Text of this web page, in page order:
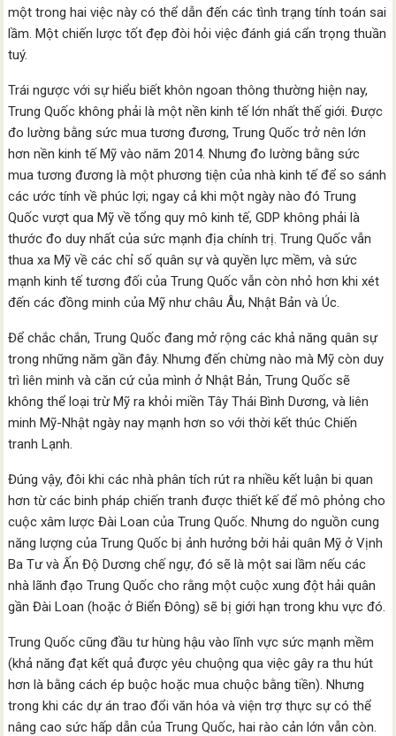
một trong hai việc này có thể dẫn đến các tình trạng tính toán sai
lầm. Một chiến lược tốt đẹp đòi hỏi việc đánh giá cẩn trọng thuần
tuý.
Trái ngược với sự hiểu biết khôn ngoan thông thường hiện nay,
Trung Quốc không phải là một nền kinh tế lớn nhất thế giới. Được
đo lường bằng sức mua tương đương, Trung Quốc trở nên lớn
hơn nền kinh tế Mỹ vào năm 2014. Nhưng đo lường bằng sức
mua tương đương là một phương tiện của nhà kinh tế để so sánh
các ước tính về phúc lợi; ngay cả khi một ngày nào đó Trung
Quốc vượt qua Mỹ về tổng quy mô kinh tế, GDP không phải là
thước đo duy nhất của sức mạnh địa chính trị. Trung Quốc vẫn
thua xa Mỹ về các chỉ số quân sự và quyền lực mềm, và sức
mạnh kinh tế tương đối của Trung Quốc vẫn còn nhỏ hơn khi xét
đến các đồng minh của Mỹ như châu Âu, Nhật Bản và Úc.
Để chắc chắn, Trung Quốc đang mở rộng các khả năng quân sự
trong những năm gần đây. Nhưng đến chừng nào mà Mỹ còn duy
trì liên minh và căn cứ của mình ở Nhật Bản, Trung Quốc sẽ
không thể loại trừ Mỹ ra khỏi miền Tây Thái Bình Dương, và liên
minh Mỹ-Nhật ngày nay mạnh hơn so với thời kết thúc Chiến
tranh Lạnh.
Đúng vậy, đôi khi các nhà phân tích rút ra nhiều kết luận bi quan
hơn từ các binh pháp chiến tranh được thiết kế để mô phỏng cho
cuộc xâm lược Đài Loan của Trung Quốc. Nhưng do nguồn cung
năng lượng của Trung Quốc bị ảnh hưởng bởi hải quân Mỹ ở Vịnh
Ba Tư và Ấn Độ Dương chế ngự, đó sẽ là một sai lầm nếu các
nhà lãnh đạo Trung Quốc cho rằng một cuộc xung đột hải quân
gần Đài Loan (hoặc ở Biển Đông) sẽ bị giới hạn trong khu vực đó.
Trung Quốc cũng đầu tư hùng hậu vào lĩnh vực sức mạnh mềm
(khả năng đạt kết quả được yêu chuộng qua việc gây ra thu hút
hơn là bằng cách ép buộc hoặc mua chuộc bằng tiền). Nhưng
trong khi các dự án trao đổi văn hóa và viện trợ thực sự có thể
nâng cao sức hấp dẫn của Trung Quốc, hai rào cản lớn vẫn còn.